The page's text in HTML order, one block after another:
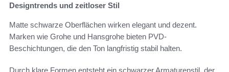
Designtrends und zeitloser Stil
Matte schwarze Oberflächen wirken elegant und dezent.
Marken wie Grohe und Hansgrohe bieten PVD-
Beschichtungen, die den Ton langfristig stabil halten.
Durch klare Formen entsteht ein schwarzer Armaturenstil, der